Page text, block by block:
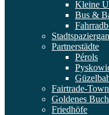
Kleine
Bus &
Partnerstädte
Pérols
Fairtrade-Town
Goldenes Buch
Friedhöfe